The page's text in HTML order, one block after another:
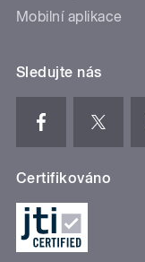
Mobilní aplikace
Sledujte nás
Certifikováno